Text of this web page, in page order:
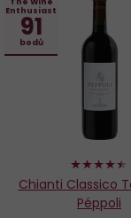
Enthusiast
91
bodů
88%
Chianti Classico
Péppoli